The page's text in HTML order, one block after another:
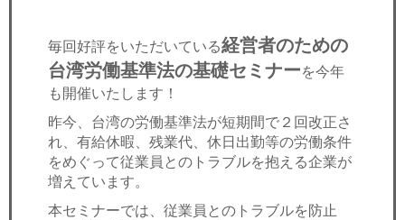
毎回好評をいただいている経営者のための
台湾労働基準法の基礎セミナーを今年
も開催いたします！
昨今、台湾の労働基準法が短期間で２回改正さ
れ、有給休暇、残業代、休日出勤等の労働条件
をめぐって従業員とのトラブルを抱える企業が
増えています。
本セミナーでは、従業員とのトラブルを防止